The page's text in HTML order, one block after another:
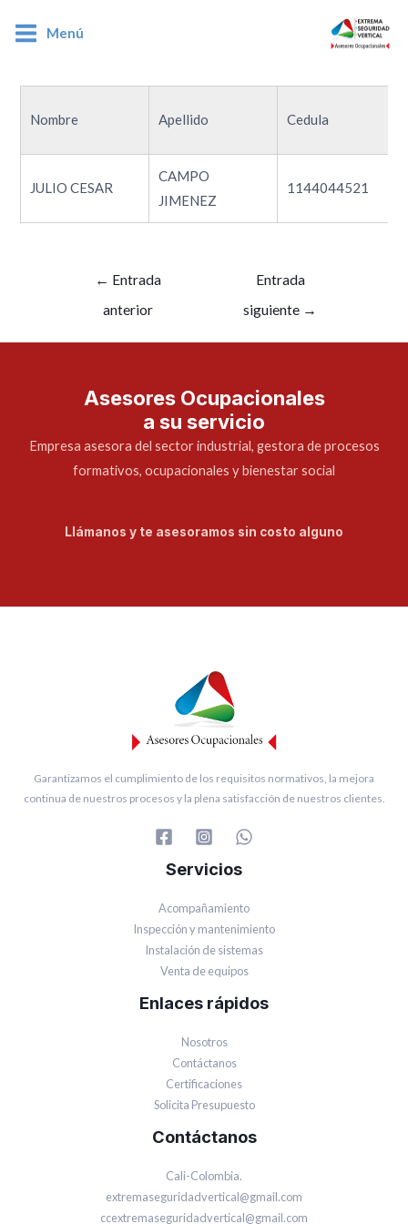
Menú
Nombre Apellido Cedula
JULIO CESAR
CAMPO
JIMENEZ
1144044521
← Entrada
anterior
Entrada
siguiente →
Asesores Ocupacionales
a su servicio
Empresa asesora del sector industrial, gestora de procesos
formativos, ocupacionales y bienestar social
Llámanos y te asesoramos sin costo alguno
Garantizamos el cumplimiento de los requisitos normativos, la mejora
continua de nuestros procesos y la plena satisfacción de nuestros clientes.
Servicios
Acompañamiento
Inspección y mantenimiento
Instalación de sistemas
Venta de equipos
Enlaces rápidos
Nosotros
Contáctanos
Certificaciones
Solicita Presupuesto
Contáctanos
Cali-Colombia.
extremaseguridadvertical@gmail.com
ccextremaseguridadvertical@gmail.com